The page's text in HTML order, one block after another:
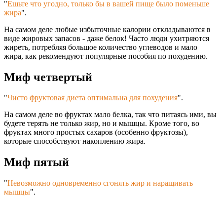
"Ешьте что угодно, только бы в вашей пище было поменьше
жира".
На самом деле любые избыточные калории откладываются в
виде жировых запасов - даже белок! Часто люди ухитряются
жиреть, потребляя большое количество углеводов и мало
жира, как рекомендуют популярные пособия по похудению.
Миф четвертый
"Чисто фруктовая диета оптимальна для похудения".
На самом деле во фруктах мало белка, так что питаясь ими, вы
будете терять не только жир, но и мышцы. Кроме того, во
фруктах много простых сахаров (особенно фруктозы),
которые способствуют накоплению жира.
Миф пятый
"Невозможно одновременно сгонять жир и наращивать
мышцы".